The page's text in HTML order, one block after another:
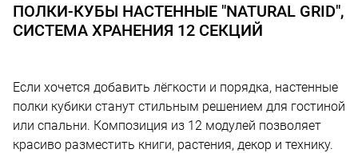
ПОЛКИ-КУБЫ НАСТЕННЫЕ "NATURAL GRID",
СИСТЕМА ХРАНЕНИЯ 12 СЕКЦИЙ
Если хочется добавить лёгкости и порядка, настенные
полки кубики станут стильным решением для гостиной
или спальни. Композиция из 12 модулей позволяет
красиво разместить книги, растения, декор и технику.